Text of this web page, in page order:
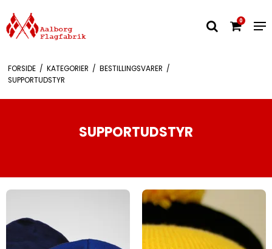
0
FORSIDE / KATEGORIER / BESTILLINGSVARER /
SUPPORTUDSTYR
SUPPORTUDSTYR